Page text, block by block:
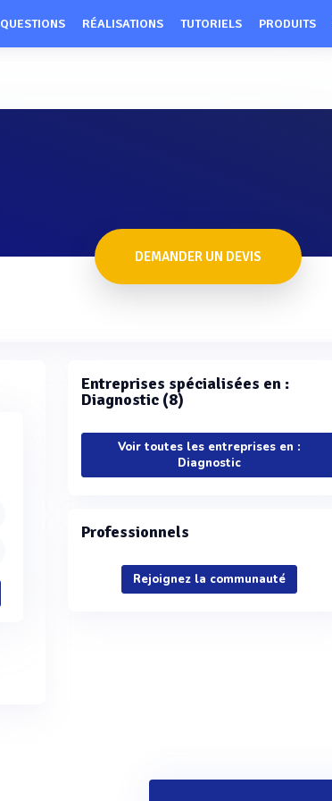
QUESTIONS RÉALISATIONS TUTORIELS PRODUITS
DEMANDER UN DEVIS
Entreprises spécialisées en :
Diagnostic (8)
Voir toutes les entreprises en :
Diagnostic
Professionnels
Rejoignez la communauté